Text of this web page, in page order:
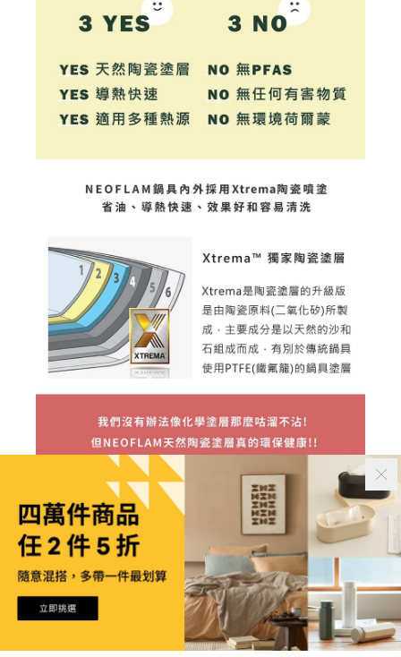
立即購買 加入購物車